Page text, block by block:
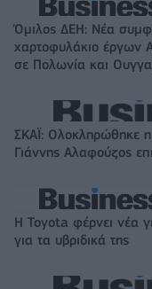
Όμιλος ΔΕΗ: Νέα
χαρτοφυλάκιο
σε Πολωνία και
ΣΚΑΪ: Ολοκληρώθηκε
Γιάννης Αλαφούζος
Η Toyota φέρνει νέα
για τα υβριδικά της